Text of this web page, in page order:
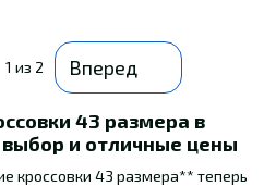
1 из 2 Вперед
43 размера в
и отличные цены
кроссовки 43 размера** теперь